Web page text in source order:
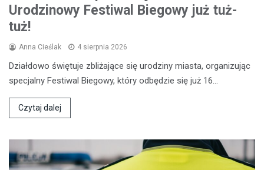
Urodzinowy Festiwal Biegowy już tuż-
tuż!
Anna Cieślak 4 sierpnia 2026
Działdowo świętuje zbliżające się urodziny miasta, organizując
specjalny Festiwal Biegowy, który odbędzie się już 16…
Czytaj dalej